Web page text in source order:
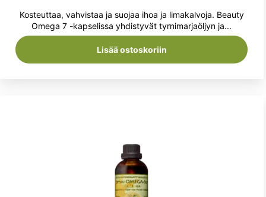
5.00/ 5
hinta
oli:
38,50 €.
hinta
on:
Kosteuttaa, vahvistaa ja suojaa ihoa ja limakalvoja. Beauty
Omega 7 -kapselissa yhdistyvät tyrnimarjaöljyn ja...
Lisää ostoskoriin